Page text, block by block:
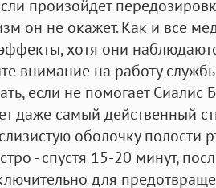
произойдет
он не окажет. Как и все
хотя они
внимание на работу
если не помогает Сиалис
даже самый действенный
оболочку полости
- спустя 15-20 минут,
для